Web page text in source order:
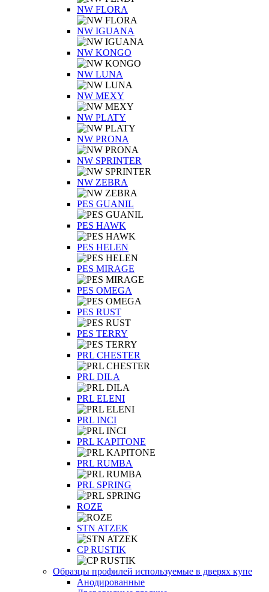
NW FLORA
NW IGUANA
NW KONGO
NW LUNA
NW MEXY
NW PLATY
NW PRONA
NW SPRINTER
NW ZEBRA
PES GUANIL
PES HAWK
PES HELEN
PES MIRAGE
PES OMEGA
PES RUST
PES TERRY
PRL CHESTER
PRL DILA
PRL ELENI
PRL INCI
PRL KAPITONE
PRL RUMBA
PRL SPRING
ROZE
STN ATZEK
СP RUSTIK
Образцы профилей используемые в дверях купе
Анодированные